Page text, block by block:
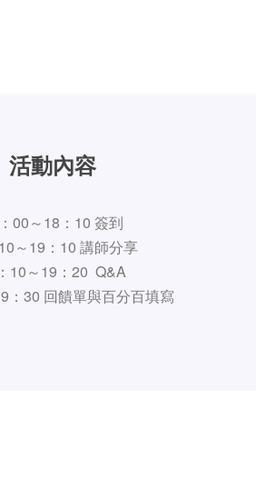
活動內容
00～18：10 簽到
～19：10 講師分享
10～19：20 Q&A
：30 回饋單與百分百填寫